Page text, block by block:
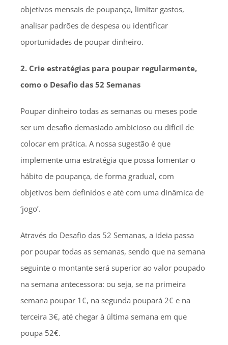
objetivos mensais de poupança, limitar gastos,
analisar padrões de despesa ou identificar
oportunidades de poupar dinheiro.
2. Crie estratégias para poupar regularmente,
como o Desafio das 52 Semanas
Poupar dinheiro todas as semanas ou meses pode
ser um desafio demasiado ambicioso ou difícil de
colocar em prática. A nossa sugestão é que
implemente uma estratégia que possa fomentar o
hábito de poupança, de forma gradual, com
objetivos bem definidos e até com uma dinâmica de
‘jogo’.
Através do Desafio das 52 Semanas, a ideia passa
por poupar todas as semanas, sendo que na semana
seguinte o montante será superior ao valor poupado
na semana antecessora: ou seja, se na primeira
semana poupar 1€, na segunda poupará 2€ e na
terceira 3€, até chegar à última semana em que
poupa 52€.